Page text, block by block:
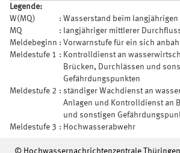
Legende:
W(MQ)
: Wasserstand beim
MQ
: langjähriger mittlerer
Meldebeginn : Vorwarnstufe für ein sich
Meldestufe 1 : Kontrolldienst an
Brücken, Durchlässen und
Gefährdungspunkten
Meldestufe 2 : ständiger Wachdienst an
Anlagen und Kontrolldienst an
und sonstigen
Meldestufe 3 : Hochwasserabwehr
© Hochwassernachrichtenzentrale